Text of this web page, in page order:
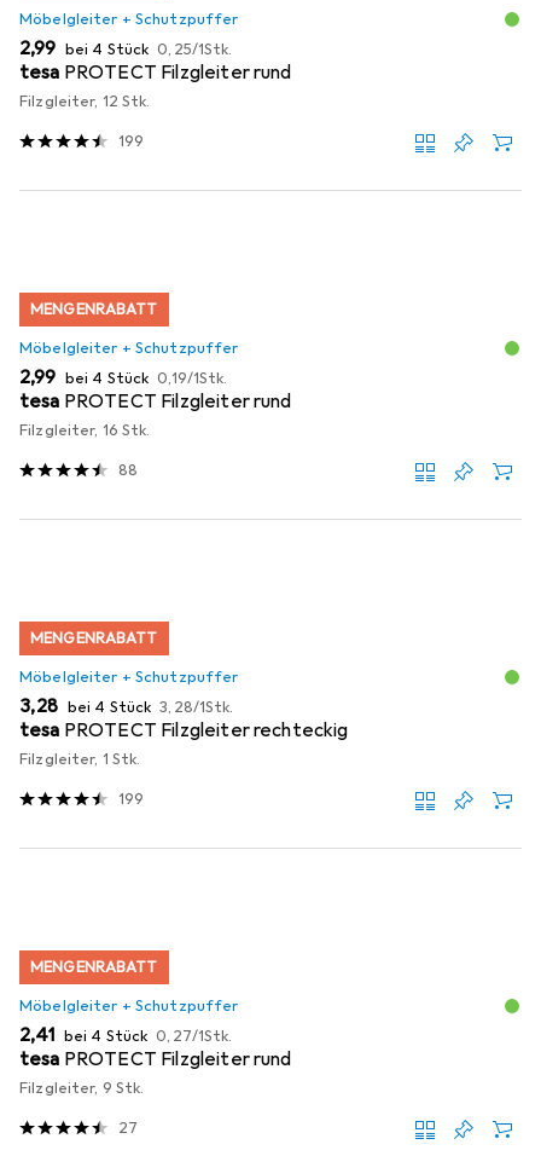
Möbelgleiter + Schutzpuffer
EUR
2,99 bei 4 Stück EUR
0,25/1Stk.
tesa PROTECT Filzgleiter rund
Filzgleiter, 12 Stk.
199
MENGENRABATT
Möbelgleiter + Schutzpuffer
EUR
2,99 bei 4 Stück EUR
0,19/1Stk.
tesa PROTECT Filzgleiter rund
Filzgleiter, 16 Stk.
88
MENGENRABATT
Möbelgleiter + Schutzpuffer
EUR
3,28 bei 4 Stück EUR
3,28/1Stk.
tesa PROTECT Filzgleiter rechteckig
Filzgleiter, 1 Stk.
199
MENGENRABATT
Möbelgleiter + Schutzpuffer
EUR
2,41 bei 4 Stück EUR
0,27/1Stk.
tesa PROTECT Filzgleiter rund
Filzgleiter, 9 Stk.
27